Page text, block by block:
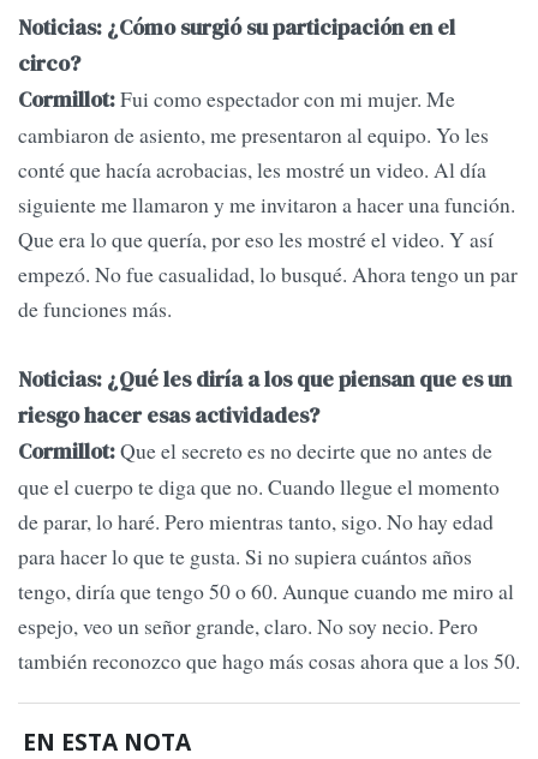
Noticias: ¿Cómo surgió su participación en el
circo?
Cormillot:Fui como espectador con mi mujer. Me
cambiaron de asiento, me presentaron al equipo. Yo les
conté que hacía acrobacias, les mostré un video. Al día
siguiente me llamaron y me invitaron a hacer una función.
Que era lo que quería, por eso les mostré el video. Y así
empezó. No fue casualidad, lo busqué. Ahora tengo un par
de funciones más.
Noticias: ¿Qué les diría a los que piensan que es un
riesgo hacer esas actividades?
Cormillot:Que el secreto es no decirte que no antes de
que el cuerpo te diga que no. Cuando llegue el momento
de parar, lo haré. Pero mientras tanto, sigo. No hay edad
para hacer lo que te gusta. Si no supiera cuántos años
tengo, diría que tengo 50 o 60. Aunque cuando me miro al
espejo, veo un señor grande, claro. No soy necio. Pero
también reconozco que hago más cosas ahora que a los 50.
EN ESTA NOTA